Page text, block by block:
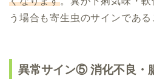
う場合も寄生虫のサインである
異常サイン⑤ 消化不良・